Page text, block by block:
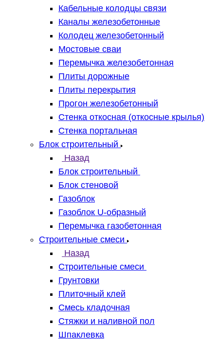
Кабельные колодцы связи
Каналы железобетонные
Колодец железобетонный
Мостовые сваи
Перемычка железобетонная
Плиты дорожные
Плиты перекрытия
Прогон железобетонный
Стенка откосная (откосные крылья)
Стенка портальная
Блок строительный
Назад
Блок строительный
Блок стеновой
Газоблок
Газоблок U-образный
Перемычка газобетонная
Строительные смеси
Назад
Строительные смеси
Грунтовки
Плиточный клей
Смесь кладочная
Стяжки и наливной пол
Шпаклевка